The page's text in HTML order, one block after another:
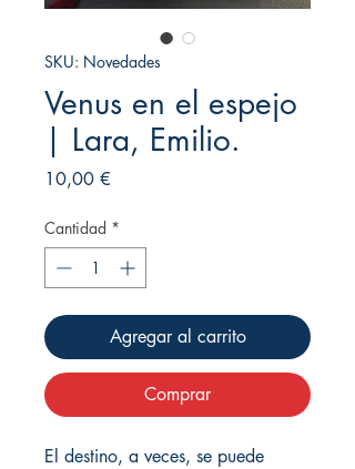
SKU: Novedades
Venus en el espejo
| Lara, Emilio.
10,00 €
Cantidad *
Agregar al carrito
Comprar
El destino, a veces, se puede